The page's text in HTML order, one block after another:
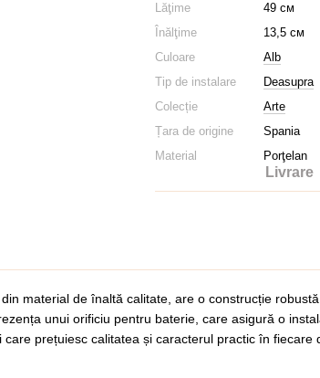
Lăţime
49 см
Înălţime
13,5 см
Culoare
Alb
Tip de instalare
Deasupra
Colecție
Arte
Țara de origine
Spania
Material
Porţelan
Livrare
material de înaltă calitate, are o construcție
unui orificiu pentru baterie, care asigură o
prețuiesc calitatea și caracterul practic în fiecare